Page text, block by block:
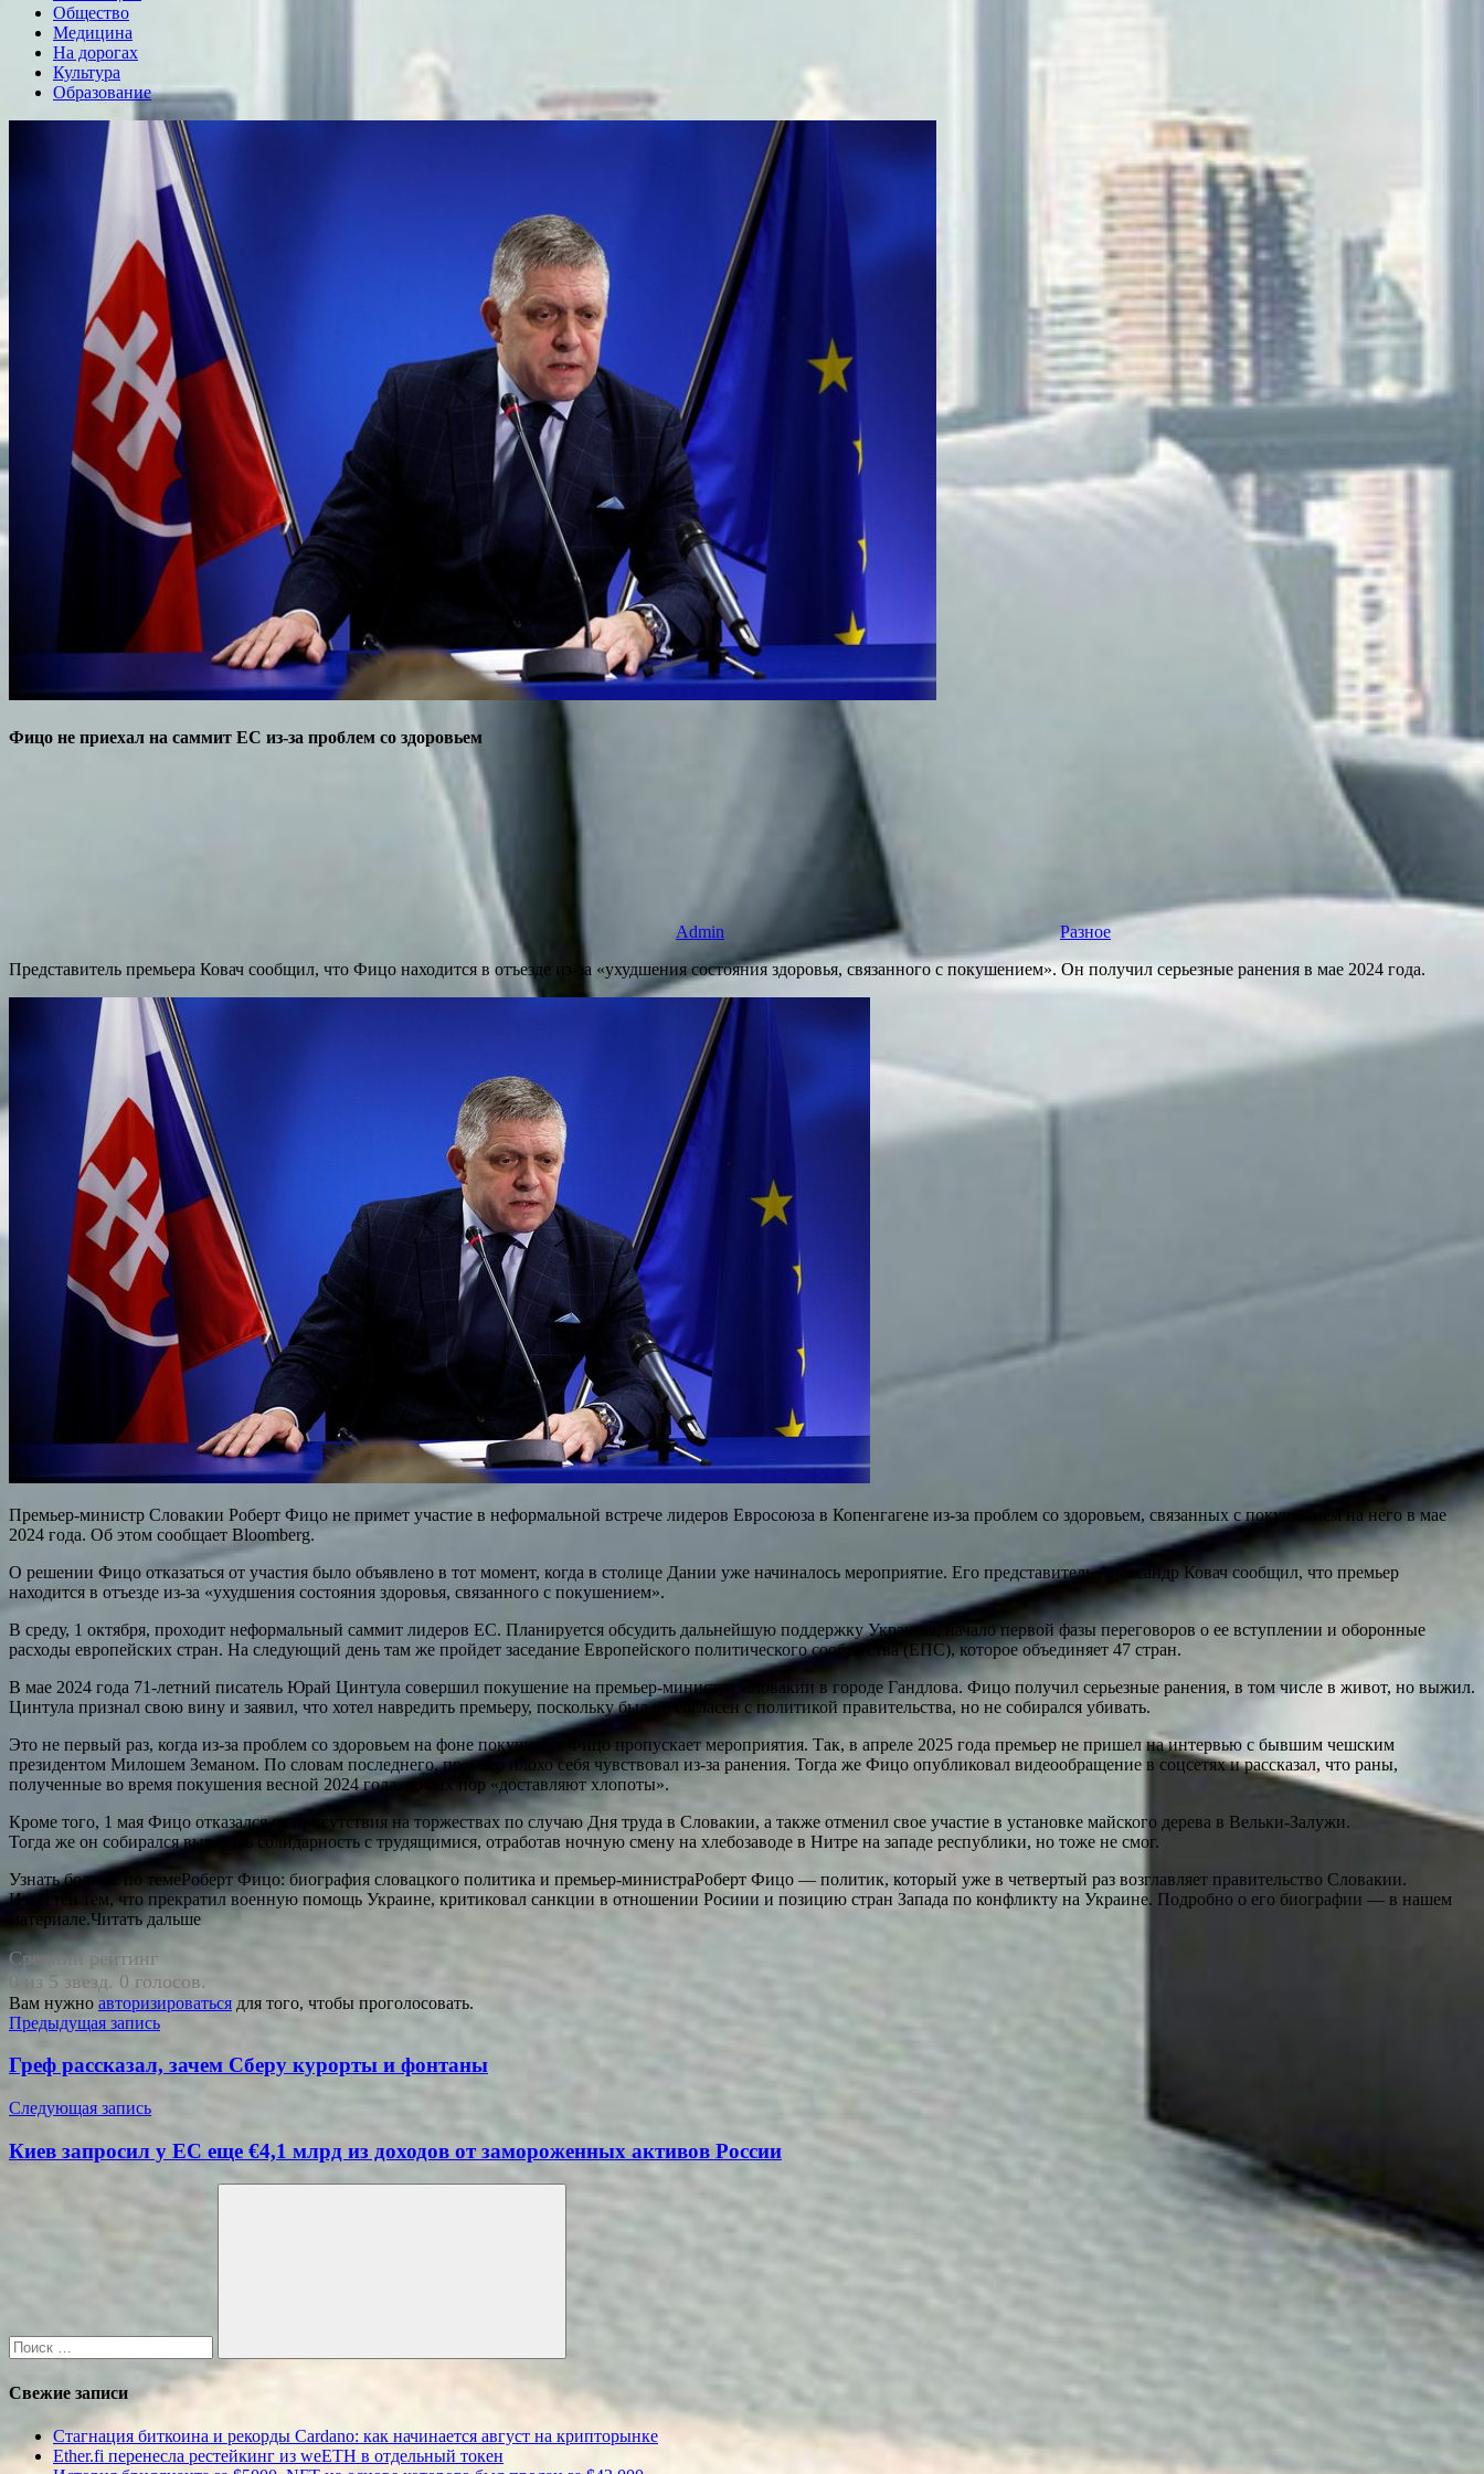
Общество
Медицина
На дорогах
Культура
Образование
Фицо не приехал на саммит ЕС из-за проблем со здоровьем
Admin
Разное
Представитель премьера Ковач сообщил, что Фицо находится в отъезде из-за «ухудшения состояния здоровья, связанного с покушением». Он получил серьезные ранения в мае 2024 года.
Премьер-министр Словакии Роберт Фицо не примет участие в неформальной встрече лидеров Евросоюза в Копенгагене из-за проблем со здоровьем, связанных с покушением на него в мае
2024 года. Об этом сообщает Bloomberg.
О решении Фицо отказаться от участия было объявлено в тот момент, когда в столице Дании уже начиналось мероприятие. Его представитель Александр Ковач сообщил, что премьер
находится в отъезде из-за «ухудшения состояния здоровья, связанного с покушением».
В среду, 1 октября, проходит неформальный саммит лидеров ЕС. Планируется обсудить дальнейшую поддержку Украины, начало первой фазы переговоров о ее вступлении и оборонные
расходы европейских стран. На следующий день там же пройдет заседание Европейского политического сообщества (ЕПС), которое объединяет 47 стран.
В мае 2024 года 71-летний писатель Юрай Цинтула совершил покушение на премьер-министра Словакии в городе Гандлова. Фицо получил серьезные ранения, в том числе в живот, но выжил.
Цинтула признал свою вину и заявил, что хотел навредить премьеру, поскольку был не согласен с политикой правительства, но не собирался убивать.
Это не первый раз, когда из-за проблем со здоровьем на фоне покушения Фицо пропускает мероприятия. Так, в апреле 2025 года премьер не пришел на интервью с бывшим чешским
президентом Милошем Земаном. По словам последнего, премьер плохо себя чувствовал из-за ранения. Тогда же Фицо опубликовал видеообращение в соцсетях и рассказал, что раны,
полученные во время покушения весной 2024 года, до сих пор «доставляют хлопоты».
Кроме того, 1 мая Фицо отказался от присутствия на торжествах по случаю Дня труда в Словакии, а также отменил свое участие в установке майского дерева в Вельки-Залужи.
Тогда же он собирался выразить солидарность с трудящимися, отработав ночную смену на хлебозаводе в Нитре на западе республики, но тоже не смог.
Узнать больше по темеРоберт Фицо: биография словацкого политика и премьер-министраРоберт Фицо — политик, который уже в четвертый раз возглавляет правительство Словакии.
Известен тем, что прекратил военную помощь Украине, критиковал санкции в отношении Росиии и позицию стран Запада по конфликту на Украине. Подробно о его биографии — в нашем
материале.Читать дальше
Средний рейтинг
0 из 5 звезд. 0 голосов.
Вам нужно авторизироваться для того, чтобы проголосовать.
Навигация
по
записям
Предыдущая запись
Греф рассказал, зачем Сберу курорты и фонтаны
Следующая запись
Киев запросил у ЕС еще €4,1 млрд из доходов от замороженных активов России
Поиск
Свежие записи
Стагнация биткоина и рекорды Cardano: как начинается август на крипторынке
Ether.fi перенесла рестейкинг из weETH в отдельный токен